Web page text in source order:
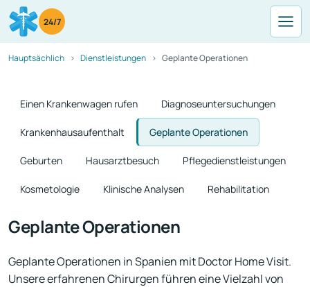
24/7
Hauptsächlich Dienstleistungen Geplante Operationen
Einen Krankenwagen rufen Diagnoseuntersuchungen
Krankenhausaufenthalt Geplante Operationen
Geburten Hausarztbesuch Pflegedienstleistungen
Kosmetologie Klinische Analysen Rehabilitation
Geplante Operationen
Geplante Operationen in Spanien mit Doctor Home Visit.
Unsere erfahrenen Chirurgen führen eine Vielzahl von